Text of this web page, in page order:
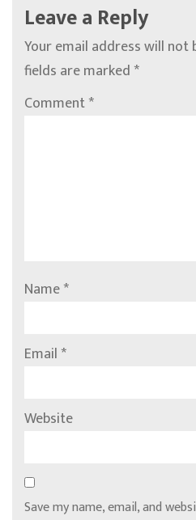
Leave a Reply
Your email address will not
fields are marked*
Comment*
Name*
Email*
Website
Save my name, email, and